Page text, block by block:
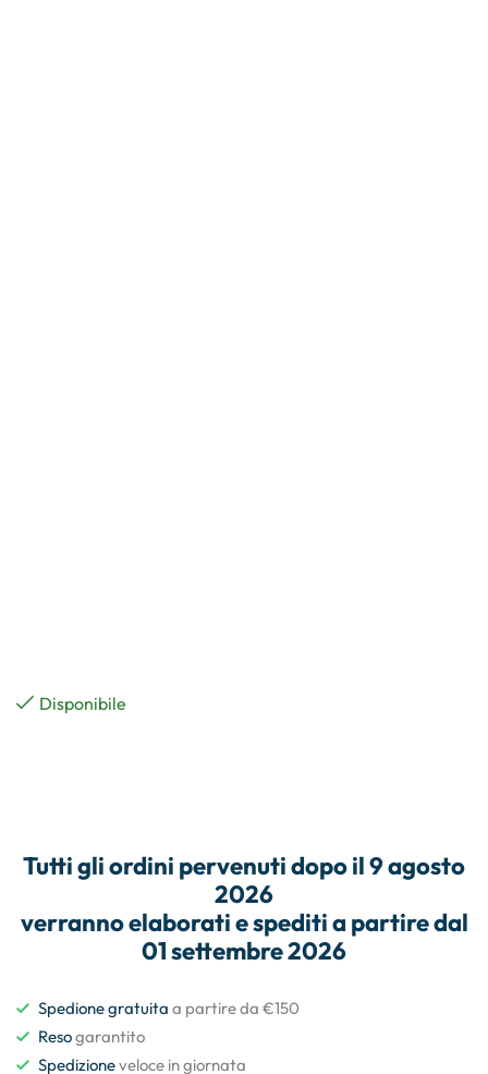
Disponibile
Tutti gliordini pervenuti dopo il9 agosto
2026
verranno elaborati espeditia partire dal
01 settembre 2026
Spedione gratuita a partire da €150
Resogarantito
Spedizioneveloce in giornata